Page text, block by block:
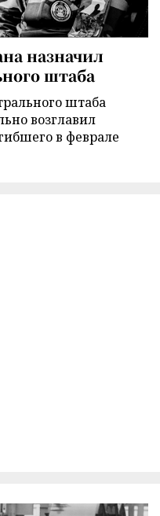
назначил
штаба
штаба
возглавил
в феврале